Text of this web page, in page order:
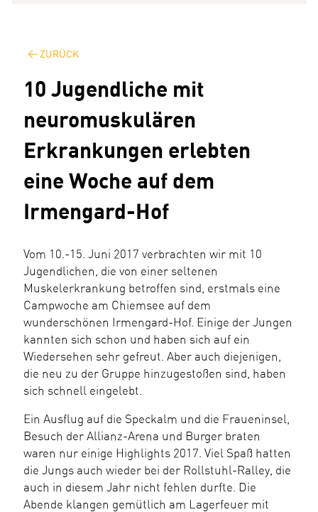
ZURÜCK
10 Jugendliche mit
neuromuskulären
Erkrankungen erlebten
eine Woche auf dem
Irmengard-Hof
Vom 10.-15. Juni 2017 verbrachten wir mit 10
Jugendlichen, die von einer seltenen
Muskelerkrankung betroffen sind, erstmals eine
Campwoche am Chiemsee auf dem
wunderschönen Irmengard-Hof. Einige der Jungen
kannten sich schon und haben sich auf ein
Wiedersehen sehr gefreut. Aber auch diejenigen,
die neu zu der Gruppe hinzugestoßen sind, haben
sich schnell eingelebt.
Ein Ausflug auf die Speckalm und die Fraueninsel,
Besuch der Allianz-Arena und Burger braten
waren nur einige Highlights 2017. Viel Spaß hatten
die Jungs auch wieder bei der Rollstuhl-Ralley, die
auch in diesem Jahr nicht fehlen durfte. Die
Abende klangen gemütlich am Lagerfeuer mit